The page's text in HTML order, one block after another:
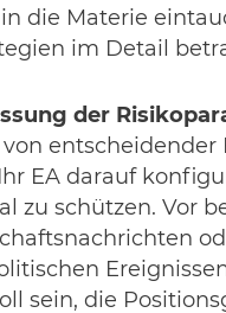
die Materie
im Detail
der
von entscheidender
EA darauf
zu schützen. Vor
sein, die